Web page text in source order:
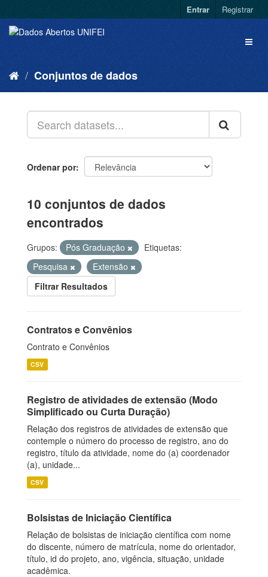
Entrar Registrar
Conjuntos de dados
Ordenar por
10 conjuntos de dados
encontrados
Grupos: Pós Graduação
Etiquetas:
Pesquisa
Extensão
Filtrar Resultados
Contratos e Convênios
Contrato e Convênios
CSV
Registro de atividades de extensão (Modo
Simplificado ou Curta Duração)
Relação dos registros de atividades de extensão que
contemple o número do processo de registro, ano do
registro, título da atividade, nome do (a) coordenador
(a), unidade...
CSV
Bolsistas de Iniciação Científica
Relação de bolsistas de iniciação científica com nome
do discente, número de matrícula, nome do orientador,
título, id do projeto, ano, vigência, situação, unidade
acadêmica.